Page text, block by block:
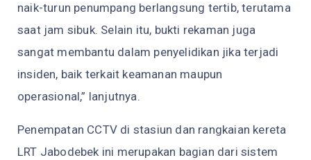
naik-turun penumpang berlangsung tertib, terutama
saat jam sibuk. Selain itu, bukti rekaman juga
sangat membantu dalam penyelidikan jika terjadi
insiden, baik terkait keamanan maupun
operasional,” lanjutnya.
Penempatan CCTV di stasiun dan rangkaian kereta
LRT Jabodebek ini merupakan bagian dari sistem